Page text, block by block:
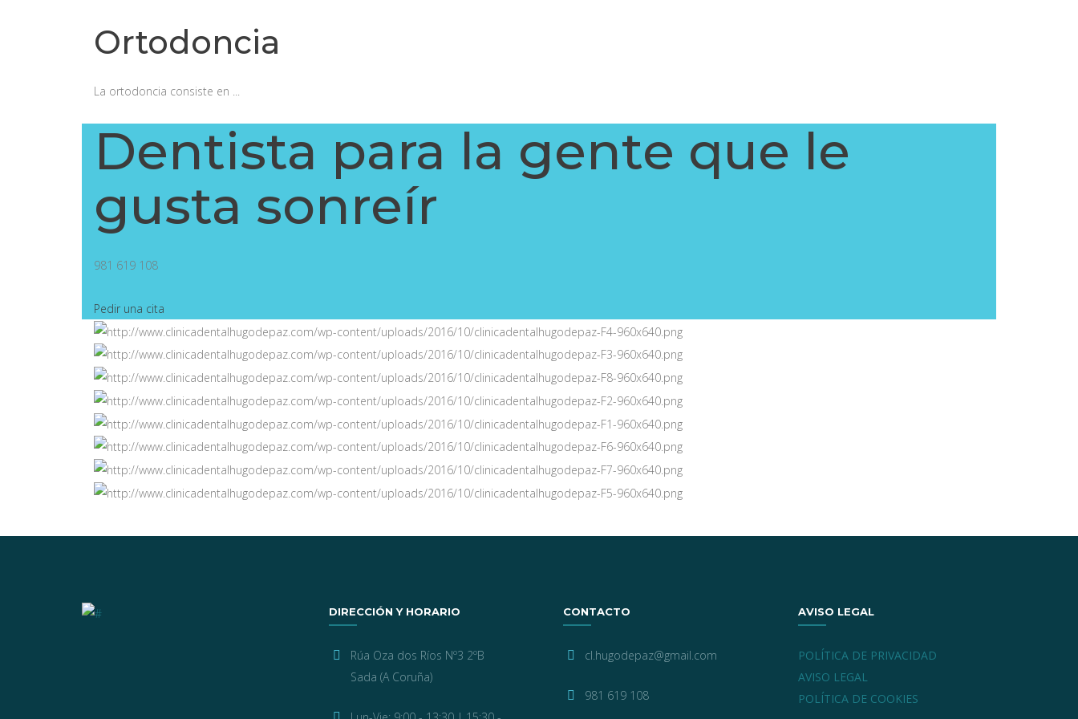
Ortodoncia
La ortodoncia consiste en ...
Dentista para la gente que le
gusta sonreír
981 619 108
Pedir una cita
DIRECCIÓN Y HORARIO
Rúa Oza dos Ríos Nº3 2ºB
Sada (A Coruña)
CONTACTO
cl.hugodepaz@gmail.com
981 619 108
AVISO LEGAL
POLÍTICA DE PRIVACIDAD
AVISO LEGAL
POLÍTICA DE COOKIES